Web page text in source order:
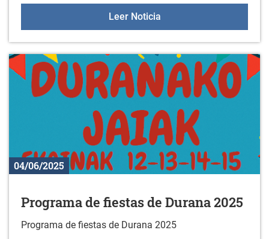
Leer NoticiaConcierto de coros el 14
04/06/2025
Programa de fiestas de Durana 2025
Programa de fiestas de Durana 2025